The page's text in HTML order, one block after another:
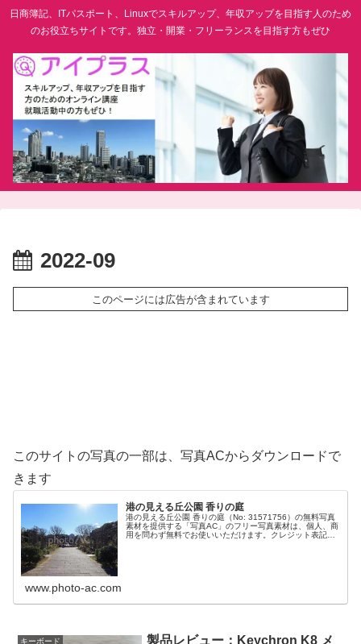
日商簿記、ITパスポート、Linuxでスキルアップ、年収アップを目指す人のため
のお役立ちサイトです。独立・開業・フリーランスを目指す方もぜひ
2022-09
このページには広告が含まれています
このサイトの写真の一部は、写真ACからダウンロードで
きます
港の見える丘公園 香りの庭
港の見える丘公園 香りの庭（No: 31571756）の無料写真
素材を提供する「写真AC」のフリー写真素材は、個人、商
用を問わず無料でお使いいただけます。クレジット表記や
www.photo-ac.com
キーボード
製品レビュー：Keychron K8 メ